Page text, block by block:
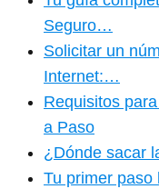
Seguro…
Solicitar un
Internet:…
Requisitos
a Paso
¿Dónde sacar
Tu primer paso